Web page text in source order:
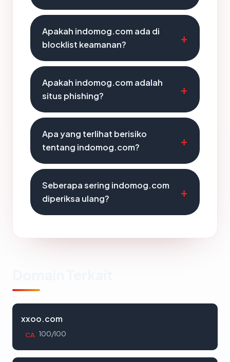
Apakah indomog.com ada di
blocklist keamanan?
Apakah indomog.com adalah
situs phishing?
Apa yang terlihat berisiko
tentang indomog.com?
Seberapa sering indomog.com
diperiksa ulang?
xxoo.com
CA 100/100